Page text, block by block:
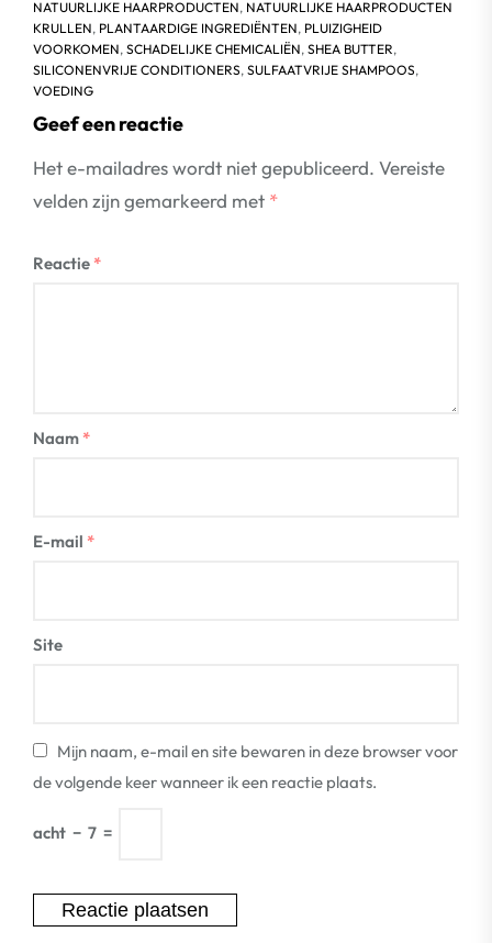
NATUURLIJKE HAARPRODUCTEN, NATUURLIJKE HAARPRODUCTEN
KRULLEN, PLANTAARDIGE INGREDIËNTEN, PLUIZIGHEID
VOORKOMEN, SCHADELIJKE CHEMICALIËN, SHEA BUTTER,
SILICONENVRIJE CONDITIONERS, SULFAATVRIJE SHAMPOOS,
VOEDING
Geef een reactie
Het e-mailadres wordt niet gepubliceerd. Vereiste
velden zijn gemarkeerd met *
Reactie *
Naam *
E-mail *
Site
Mijn naam, e-mail en site bewaren in deze browser voor
de volgende keer wanneer ik een reactie plaats.
acht − 7 =